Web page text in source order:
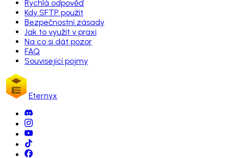
Rychlá odpověď
Kdy SFTP použít
Bezpečnostní zásady
Jak to využít v praxi
Na co si dát pozor
FAQ
Související pojmy
Eternyx